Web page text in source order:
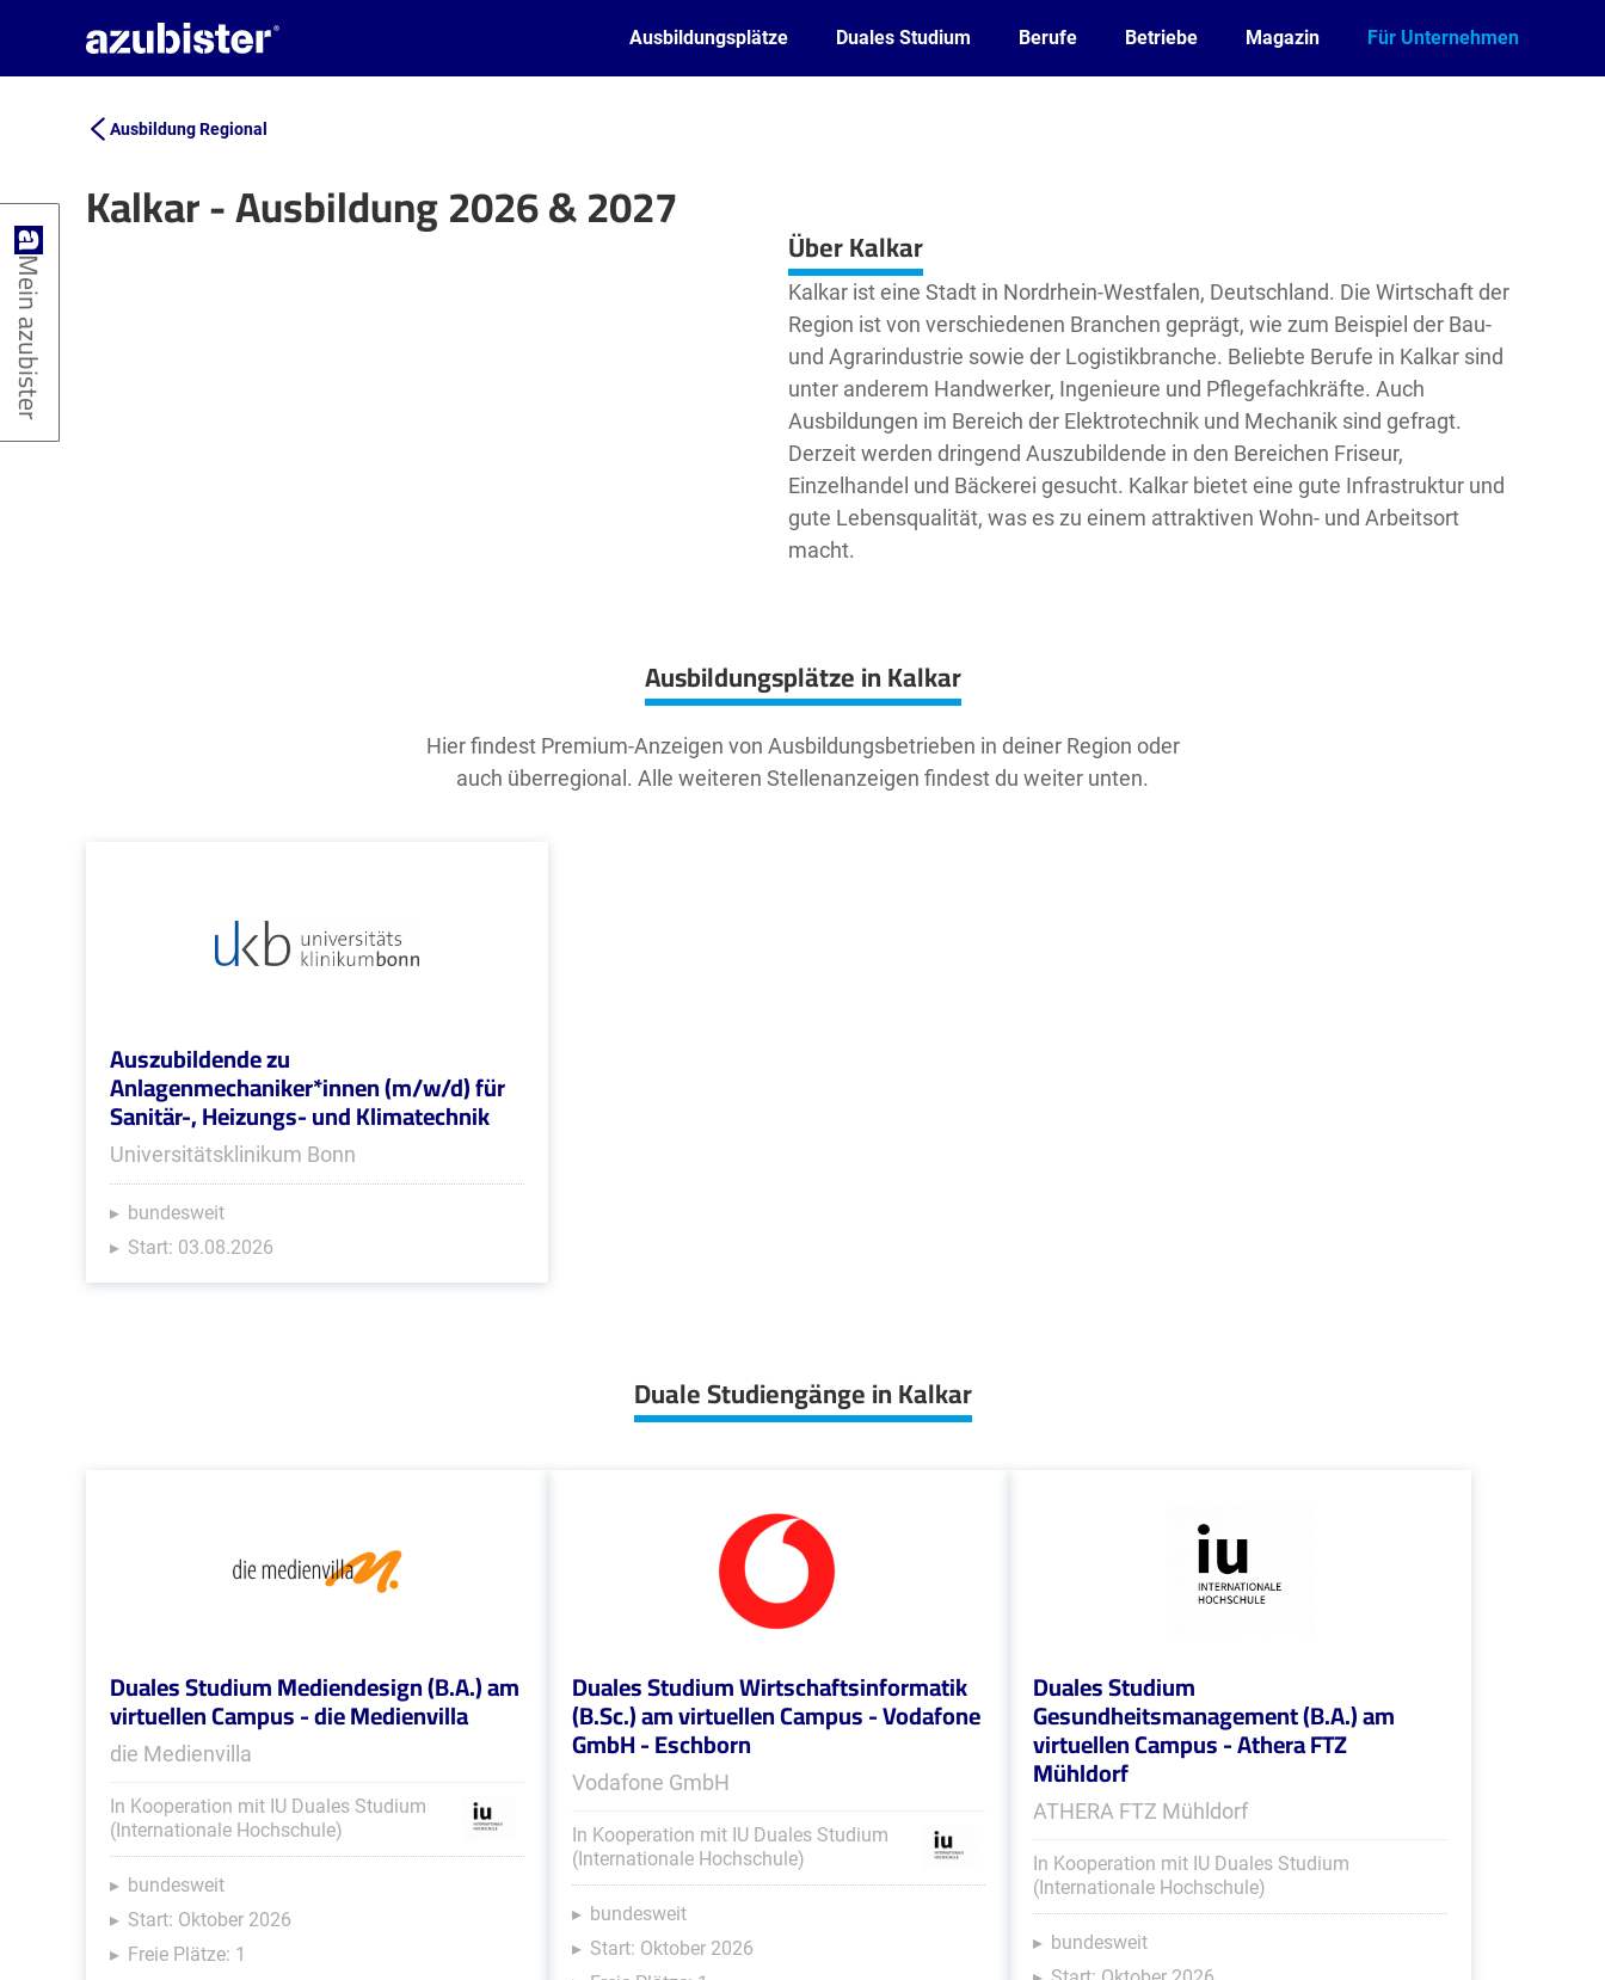
Ausbildungsplätze Duales Studium Berufe Betriebe Magazin Für Unternehmen
Ausbildung Regional
Kalkar - Ausbildung 2026 & 2027
Leaflet | ©OpenStreetMap2 Über Kalkar
Kalkar ist eine Stadt in Nordrhein-Westfalen, Deutschland. Die Wirtschaft der
Region ist von verschiedenen Branchen geprägt, wie zum Beispiel der Bau-
und Agrarindustrie sowie der Logistikbranche. Beliebte Berufe in Kalkar sind
unter anderem Handwerker, Ingenieure und Pflegefachkräfte. Auch
Ausbildungen im Bereich der Elektrotechnik und Mechanik sind gefragt.
Derzeit werden dringend Auszubildende in den Bereichen Friseur,
Einzelhandel und Bäckerei gesucht. Kalkar bietet eine gute Infrastruktur und
gute Lebensqualität, was es zu einem attraktiven Wohn- und Arbeitsort
macht.
Ausbildungsplätze in Kalkar
Hier findest Premium-Anzeigen von Ausbildungsbetrieben in deiner Region oder
auch überregional. Alle weiteren Stellenanzeigen findest du weiter unten.
Auszubildende zu
Anlagenmechaniker*innen (m/w/d) für
Sanitär-, Heizungs- und Klimatechnik
Universitätsklinikum Bonn
bundesweit
Start: 03.08.2026
Duale Studiengänge in Kalkar
Duales Studium Mediendesign (B.A.) am
virtuellen Campus - die Medienvilla
die Medienvilla
In Kooperation mit IU Duales Studium
(Internationale Hochschule)
bundesweit
Start: Oktober 2026
Freie Plätze: 1
Duales Studium Wirtschaftsinformatik
(B.Sc.) am virtuellen Campus - Vodafone
GmbH - Eschborn
Vodafone GmbH
In Kooperation mit IU Duales Studium
(Internationale Hochschule)
bundesweit
Start: Oktober 2026
Duales Studium
Gesundheitsmanagement (B.A.) am
virtuellen Campus - Athera FTZ
Mühldorf
ATHERA FTZ Mühldorf
In Kooperation mit IU Duales Studium
(Internationale Hochschule)
bundesweit
Mein azubister